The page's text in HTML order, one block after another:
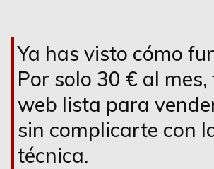
Ya has visto cómo
Por solo 30 € al mes,
web lista para
sin complicarte con
técnica.